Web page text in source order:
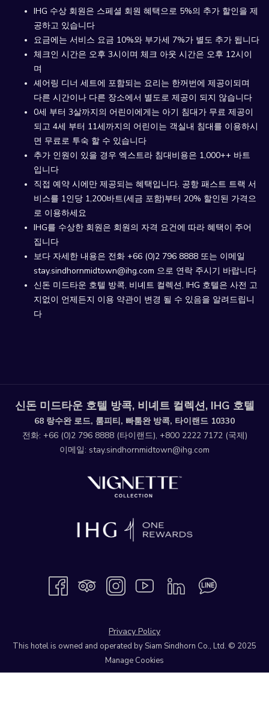
IHG 수상 회원은 스페셜 회원 혜택으로 5%의 추가 할인을 제
공하고 있습니다
요금에는 서비스 요금 10%와 부가세 7%가 별도 추가 됩니다
체크인 시간은 오후 3시이며 체크 아웃 시간은 오후 12시이
며
셰어링 디너 세트에 포함되는 요리는 한꺼번에 제공이되며
다른 시간이나 다른 장소에서 별도로 제공이 되지 않습니다
0세 부터 3살까지의 어린이에게는 아기 침대가 무료 제공이
되고 4세 부터 11세까지의 어린이는 객실내 침대를 이용하시
면 무료로 투숙 할 수 있습니다
추가 인원이 있을 경우 엑스트라 침대비용은 1,000++ 바트
입니다
직접 예약 시에만 제공되는 혜택입니다. 공항 패스트 트랙 서
비스를 1인당 1,200바트(세금 포함)부터 20% 할인된 가격으
로 이용하세요
IHG를 수상한 회원은 회원의 자격 요건에 따라 혜택이 주어
집니다
보다 자세한 내용은 전화 +66 (0)2 796 8888 또는 이메일
stay.sindhornmidtown@ihg.com 으로 연락 주시기 바랍니다
신돈 미드타운 호텔 방콕, 비녜트 컬렉션, IHG 호텔은 사전 고
지없이 언제든지 이용 약관이 변경 될 수 있음을 알려드립니
다
신돈 미드타운 호텔 방콕, 비녜트 컬렉션, IHG 호텔
68 랑수완 로드, 룸피티, 빠툼완 방콕, 타이랜드 10330
전화: +66 (0)2 796 8888(타이랜드), +800 2222 7172(국제)
이메일: stay.sindhornmidtown@ihg.com
Privacy Policy
This hotel is owned and operated by Siam Sindhorn Co., Ltd. © 2025
Manage Cookies